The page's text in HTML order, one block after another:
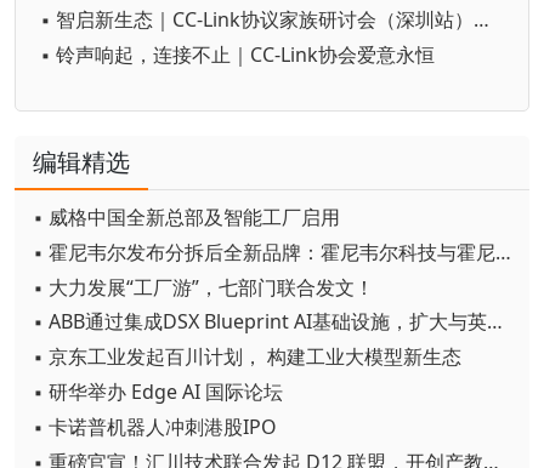
▪ 智启新生态｜CC-Link协议家族研讨会（深圳站）圆满落幕
▪ 铃声响起，连接不止｜CC-Link协会爱意永恒
编辑精选
▪ 威格中国全新总部及智能工厂启用
▪ 霍尼韦尔发布分拆后全新品牌：霍尼韦尔科技与霍尼韦尔航空航天
▪ 大力发展“工厂游”，七部门联合发文！
▪ ABB通过集成DSX Blueprint AI基础设施，扩大与英伟达的合作
▪ 京东工业发起百川计划， 构建工业大模型新生态
▪ 研华举办 Edge AI 国际论坛
▪ 卡诺普机器人冲刺港股IPO
▪ 重磅官宣！汇川技术联合发起 D12 联盟，开创产教融合新范式